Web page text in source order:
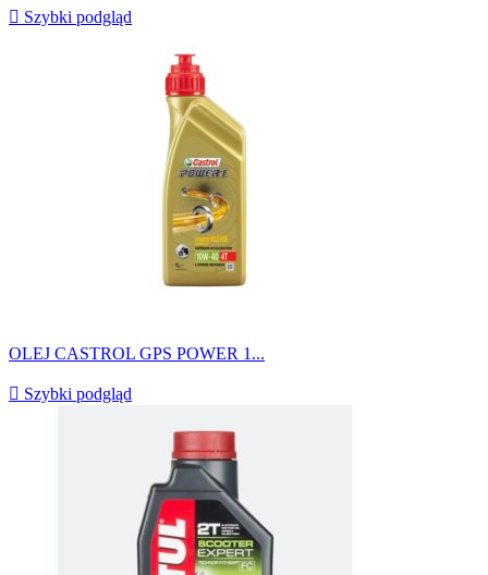
 Szybki podgląd
OLEJ CASTROL GPS POWER 1...
 Szybki podgląd